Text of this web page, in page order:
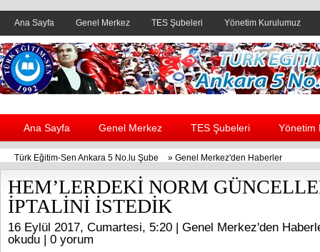
Ana Sayfa Genel Merkez TES Şubeleri Yönetim Kurulumuz
Header yanı reklam alanı
Ana Sayfa Genel Merkez TES Şubeleri Yönetim
Türk Eğitim-Sen Ankara 5 No.lu Şube » Genel Merkez'den Haberler
HEM’LERDEKİ NORM
İPTALİNİ İSTEDİK
16 Eylül 2017, Cumartesi, 5:20 | Genel Merkez'den
okudu | 0 yorum